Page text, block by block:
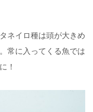
ネイロ種は頭が大きめ
常に入ってくる魚では
！